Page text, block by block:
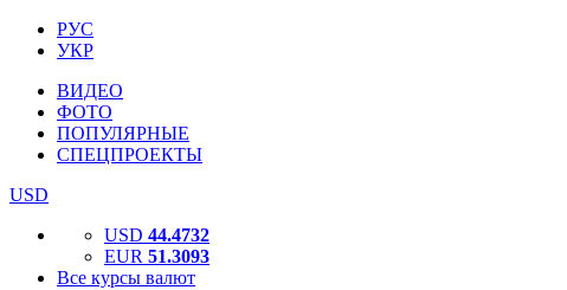
РУС
УКР
ВИДЕО
ФОТО
ПОПУЛЯРНЫЕ
СПЕЦПРОЕКТЫ
USD
USD 44.4732
EUR 51.3093
Все курсы валют